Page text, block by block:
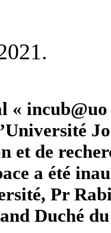
incub@uo
et de
a été
Pr
Duché